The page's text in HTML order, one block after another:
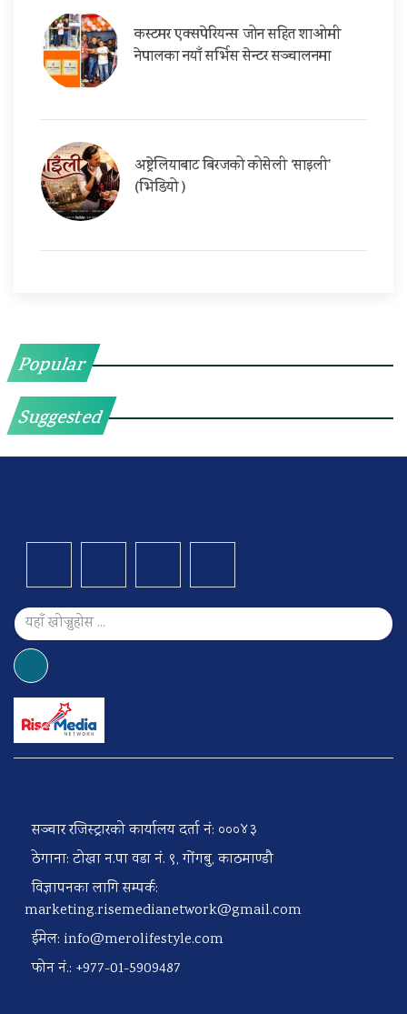
कस्टमर एक्सपेरियन्स जोन सहित शाओमी
नेपालका नयाँ सर्भिस सेन्टर सञ्चालनमा
अष्ट्रेलियाबाट बिरजको कोसेली ‘साइली’
(भिडियो )
Popular
Suggested
सञ्चार रजिस्ट्रारको कार्यालय दर्ता नं: ०००४३
ठेगाना: टोखा न.पा वडा नं. ९, गोंगबु, काठमाण्डौ
विज्ञापनका लागि सम्पर्क:
marketing.risemedianetwork@gmail.com
ईमेल: info@merolifestyle.com
फोन नं.: +977-01-5909487